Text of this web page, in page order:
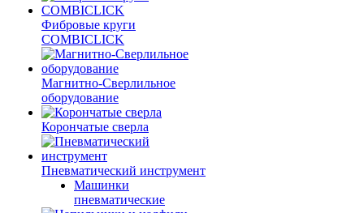
Фибровые круги
COMBICLICK
Магнитно-Сверлильное
оборудование
Корончатые сверла
Пневматический инструмент
Машинки
пневматические